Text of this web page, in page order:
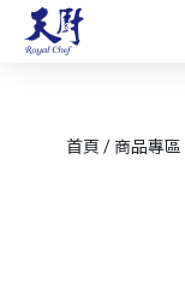
首頁 /商品專區